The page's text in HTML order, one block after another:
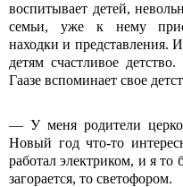
воспитывает детей,
семьи, уже к нему
находки и представления.
детям счастливое
Гаазе вспоминает свое
― У меня родители
Новый год что-то
работал электриком, и я то
загорается, то светофором.